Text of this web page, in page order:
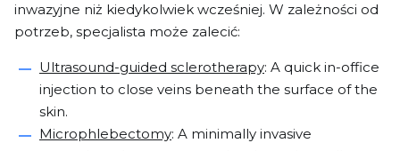
inwazyjne niż kiedykolwiek wcześniej. W zależności od
potrzeb, specjalista może zalecić:
Ultrasound-guided sclerotherapy: A quick in-office
injection to close veins beneath the surface of the
skin.
Microphlebectomy: A minimally invasive